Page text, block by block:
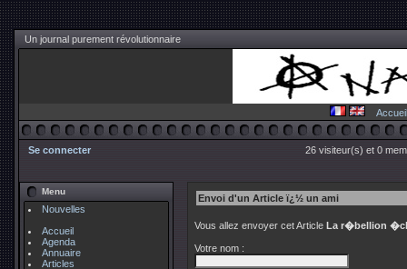
Un journal purement révolutionnaire
Accueil
Se connecter 26 visiteur(s) et 0
Menu
Nouvelles
Accueil
Agenda
Annuaire
Articles
Envoi d'un Article ï¿½ un ami
Vous allez envoyer cet Article La r�bellion
Votre nom :